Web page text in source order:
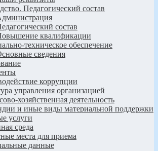
Педагогический состав
состав
квалификации
техническое обеспечение
сведения
коррупции
управления организацией
хозяйственная деятельность
и иные виды материальной поддержки
услуги
среда
места для приема
данные